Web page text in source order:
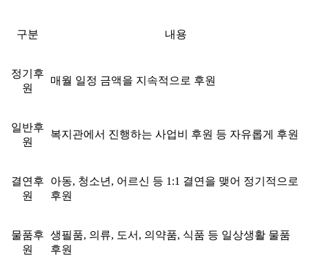
구분 내용
정기후
원
매월 일정 금액을 지속적으로 후원
일반후
원
복지관에서 진행하는 사업비 후원 등 자유롭게 후원
결연후
원
아동, 청소년, 어르신 등 1:1 결연을 맺어 정기적으로
후원
물품후
원
생필품, 의류, 도서, 의약품, 식품 등 일상생활 물품
후원